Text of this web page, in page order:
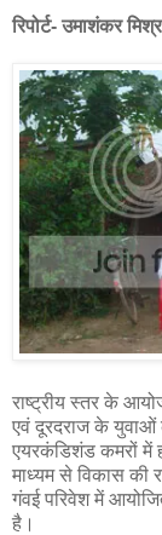
रिपोर्ट- उमाशंकर मिश्र
राष्ट्रीय स्तर के
एवं दूरदराज के
एयरकंडिशंड कमरों में
माध्यम से विकास की
गंवई परिवेश में
है।